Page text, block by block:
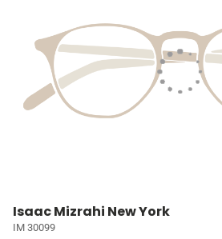
Isaac Mizrahi New York
IM 30099